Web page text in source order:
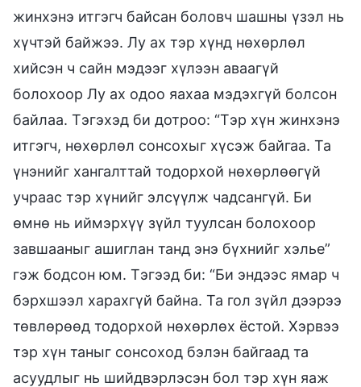
жинхэнэ итгэгч байсан боловч шашны үзэл нь
хүчтэй байжээ. Лу ах тэр хүнд нөхөрлөл
хийсэн ч сайн мэдээг хүлээн аваагүй
болохоор Лу ах одоо яахаа мэдэхгүй болсон
байлаа. Тэгэхэд би дотроо: “Тэр хүн жинхэнэ
итгэгч, нөхөрлөл сонсохыг хүсэж байгаа. Та
үнэнийг хангалттай тодорхой нөхөрлөөгүй
учраас тэр хүнийг элсүүлж чадсангүй. Би
өмнө нь иймэрхүү зүйл туулсан болохоор
завшааныг ашиглан танд энэ бүхнийг хэлье”
гэж бодсон юм. Тэгээд би: “Би эндээс ямар ч
бэрхшээл харахгүй байна. Та гол зүйл дээрээ
төвлөрөөд тодорхой нөхөрлөх ёстой. Хэрвээ
тэр хүн таныг сонсоход бэлэн байгаад та
асуудлыг нь шийдвэрлэсэн бол тэр хүн яаж